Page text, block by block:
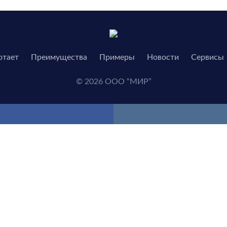
Преимущества Примеры Новости Сервисы
© 2026 ООО “МИР”